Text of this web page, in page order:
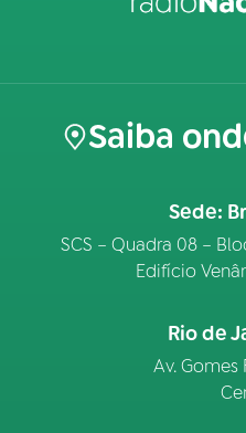
Saiba
Sede:
SCS – Quadra 08 –
Edifício
Rio de
Av. Gomes